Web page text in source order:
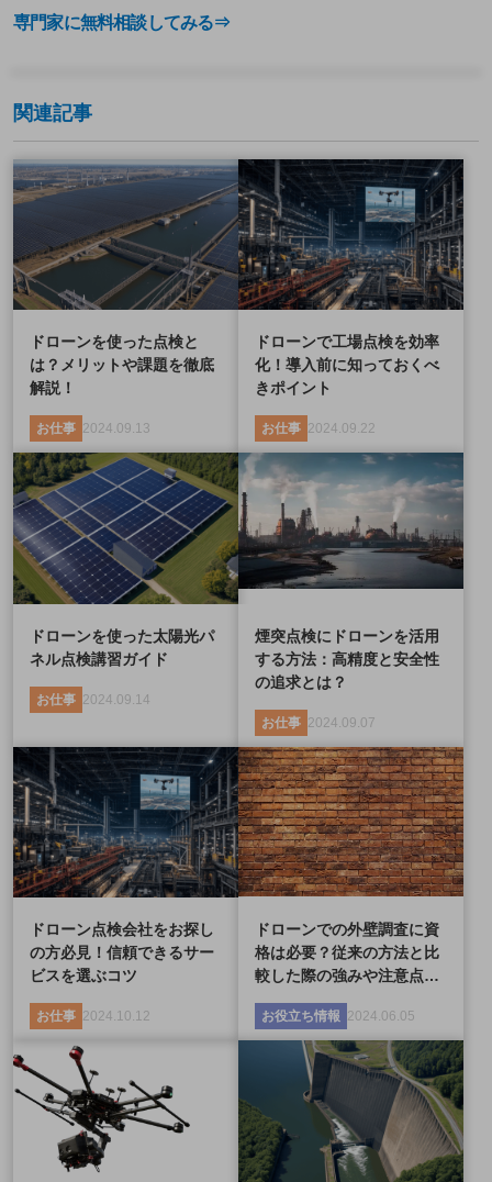
専門家に無料相談してみる⇒
関連記事
ドローンを使った点検と
は？メリットや課題を徹底
解説！
お仕事 2024.09.13
ドローンで工場点検を効率
化！導入前に知っておくべ
きポイント
お仕事 2024.09.22
ドローンを使った太陽光パ
ネル点検講習ガイド
お仕事 2024.09.14
煙突点検にドローンを活用
する方法：高精度と安全性
の追求とは？
お仕事 2024.09.07
ドローン点検会社をお探し
の方必見！信頼できるサー
ビスを選ぶコツ
お仕事 2024.10.12
ドローンでの外壁調査に資
格は必要？従来の方法と比
較した際の強みや注意点…
お役立ち情報 2024.06.05